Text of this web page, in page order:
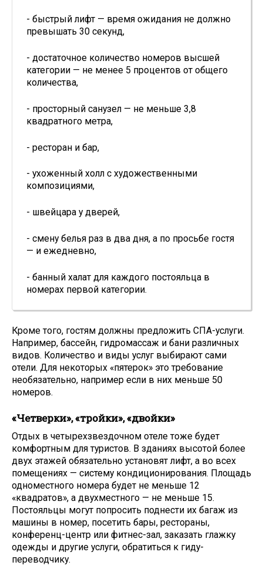
- быстрый лифт — время ожидания не должно
превышать 30 секунд,
- достаточное количество номеров высшей
категории — не менее 5 процентов от общего
количества,
- просторный санузел — не меньше 3,8
квадратного метра,
- ресторан и бар,
- ухоженный холл с художественными
композициями,
- швейцара у дверей,
- смену белья раз в два дня, а по просьбе гостя
— и ежедневно,
- банный халат для каждого постояльца в
номерах первой категории.
Кроме того, гостям должны предложить СПА-услуги.
Например, бассейн, гидромассаж и бани различных
видов. Количество и виды услуг выбирают сами
отели. Для некоторых «пятерок» это требование
необязательно, например если в них меньше 50
номеров.
«Четверки», «тройки», «двойки»
Отдых в четырехзвездочном отеле тоже будет
комфортным для туристов. В зданиях высотой более
двух этажей обязательно установят лифт, а во всех
помещениях — систему кондиционирования. Площадь
одноместного номера будет не меньше 12
«квадратов», а двухместного — не меньше 15.
Постояльцы могут попросить поднести их багаж из
машины в номер, посетить бары, рестораны,
конференц-центр или фитнес-зал, заказать глажку
одежды и другие услуги, обратиться к гиду-
переводчику.